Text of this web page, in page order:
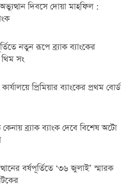
দিবসে দোয়া মাহফিল :
নতুন রূপে ব্র্যাক ব্যাংকের
সং
প্রিমিয়ার ব্যাংকের প্রথম বোর্ড
কেনায় ব্র্যাক ব্যাংক দেবে বিশেষ অটো
বর্ষপূর্তিতে ‘৩৬ জুলাই’ স্মারক